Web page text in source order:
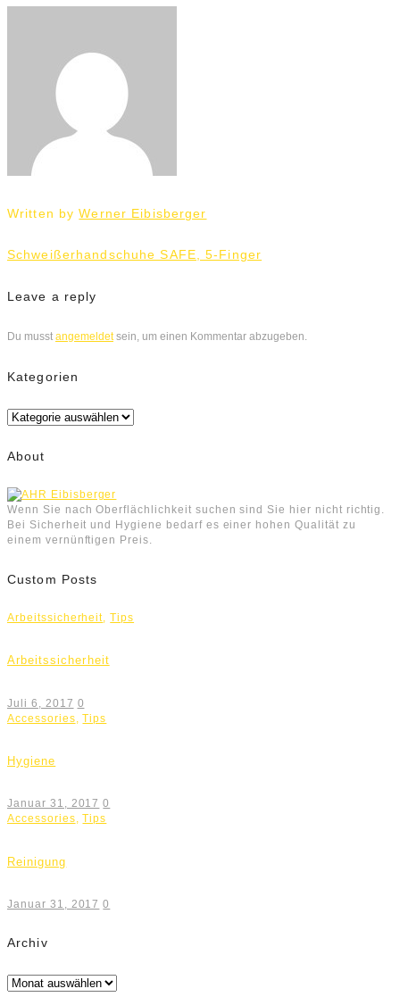
Written byWerner Eibisberger
Beitrags-
Navigation
Schweißerhandschuhe SAFE, 5-Finger
Leave a reply
Du musst angemeldetsein, um einen Kommentar abzugeben.
Kategorien
Kategorien
About
Wenn Sie nach Oberflächlichkeit suchen sind Sie hier nicht richtig.
Bei Sicherheit und Hygiene bedarf es einer hohen Qualität zu
einem vernünftigen Preis.
Custom Posts
Arbeitssicherheit,Tips
Arbeitssicherheit
Juli 6, 2017 0
Accessories ,Tips
Hygiene
Januar 31, 2017 0
Accessories,Tips
Reinigung
Januar 31, 2017 0
Archiv
Archiv